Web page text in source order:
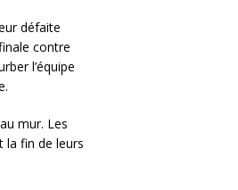
défaite
contre
l’équipe
mur. Les
la fin de leurs